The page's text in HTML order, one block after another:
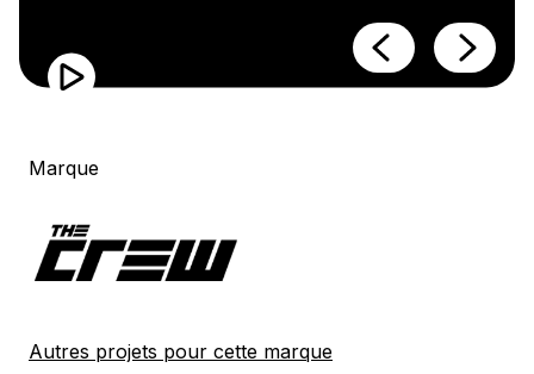
Marque
Autres projets pour cette marque